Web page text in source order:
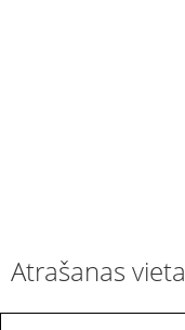
Atrašanas vieta